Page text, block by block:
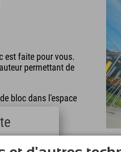
est faite pour vous.
permettant de
bloc dans l'espace
vous serez